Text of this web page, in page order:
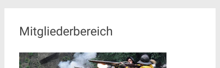
Mitgliederbereich